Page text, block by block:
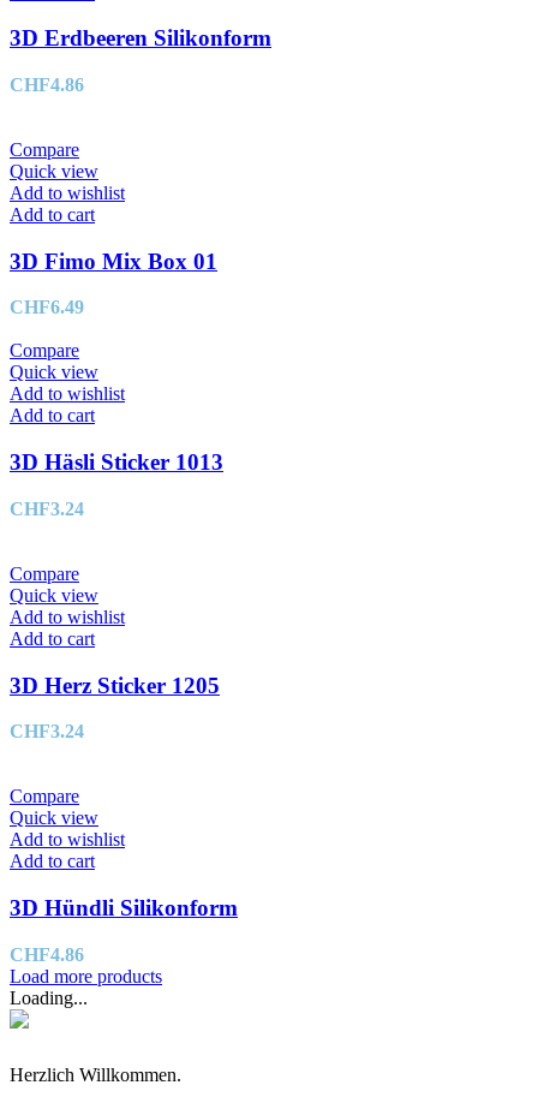
3D Erdbeeren Silikonform
CHF4.86
Compare
Quick view
Add to wishlist
Add to cart
3D Fimo Mix Box 01
CHF6.49
Compare
Quick view
Add to wishlist
Add to cart
3D Häsli Sticker 1013
CHF3.24
Compare
Quick view
Add to wishlist
Add to cart
3D Herz Sticker 1205
CHF3.24
Compare
Quick view
Add to wishlist
Add to cart
3D Hündli Silikonform
CHF4.86
Load more products
Loading...
Herzlich Willkommen.